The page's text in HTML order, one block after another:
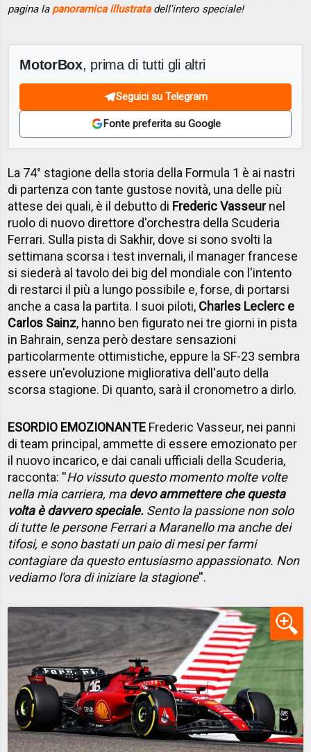
pagina la panoramica illustratadell'intero speciale!
MotorBox, prima di tutti gli altri
Seguici su Telegram
Fonte preferita su Google
La 74° stagione della storia della Formula 1 è ai nastri
di partenza con tante gustose novità, una delle più
attese dei quali, è il debutto di Frederic Vasseurnel
ruolo di nuovo direttore d'orchestra della Scuderia
Ferrari. Sulla pista di Sakhir, dove si sono svolti la
settimana scorsa i test invernali, il manager francese
si siederà al tavolo dei big del mondiale con l'intento
di restarci il più a lungo possibile e, forse, di portarsi
anche a casa la partita. I suoi piloti, Charles Leclerc e
Carlos Sainz, hanno ben figurato nei tre giorni in pista
in Bahrain, senza però destare sensazioni
particolarmente ottimistiche, eppure la SF-23 sembra
essere un'evoluzione migliorativa dell'auto della
scorsa stagione. Di quanto, sarà il cronometro a dirlo.
ESORDIO EMOZIONANTE Frederic Vasseur, nei panni
di team principal, ammette di essere emozionato per
il nuovo incarico, e dai canali ufficiali della Scuderia,
racconta: ''Ho vissuto questo momento molte volte
nella mia carriera, madevo ammettere che questa
volta è davvero speciale. Sento la passione non solo
di tutte le persone Ferrari a Maranello ma anche dei
tifosi, e sono bastati un paio di mesi per farmi
contagiare da questo entusiasmo appassionato. Non
vediamo l'ora di iniziare la stagione''.